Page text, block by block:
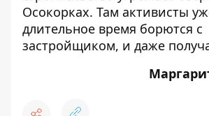
Осокорках. Там активисты
длительное время борются с
застройщиком, и даже